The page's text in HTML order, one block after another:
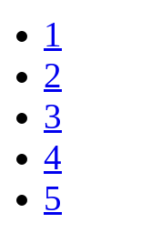
1
2
3
4
5